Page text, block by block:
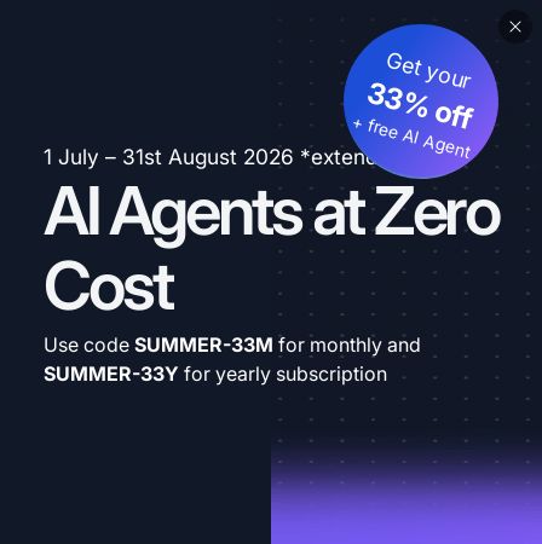
1 July – 31st August 2026 *extended
AI Agents at Zero
Cost
Get your
33% off
+ free AI Agent
Use code SUMMER-33M for monthly and
SUMMER-33Y for yearly subscription